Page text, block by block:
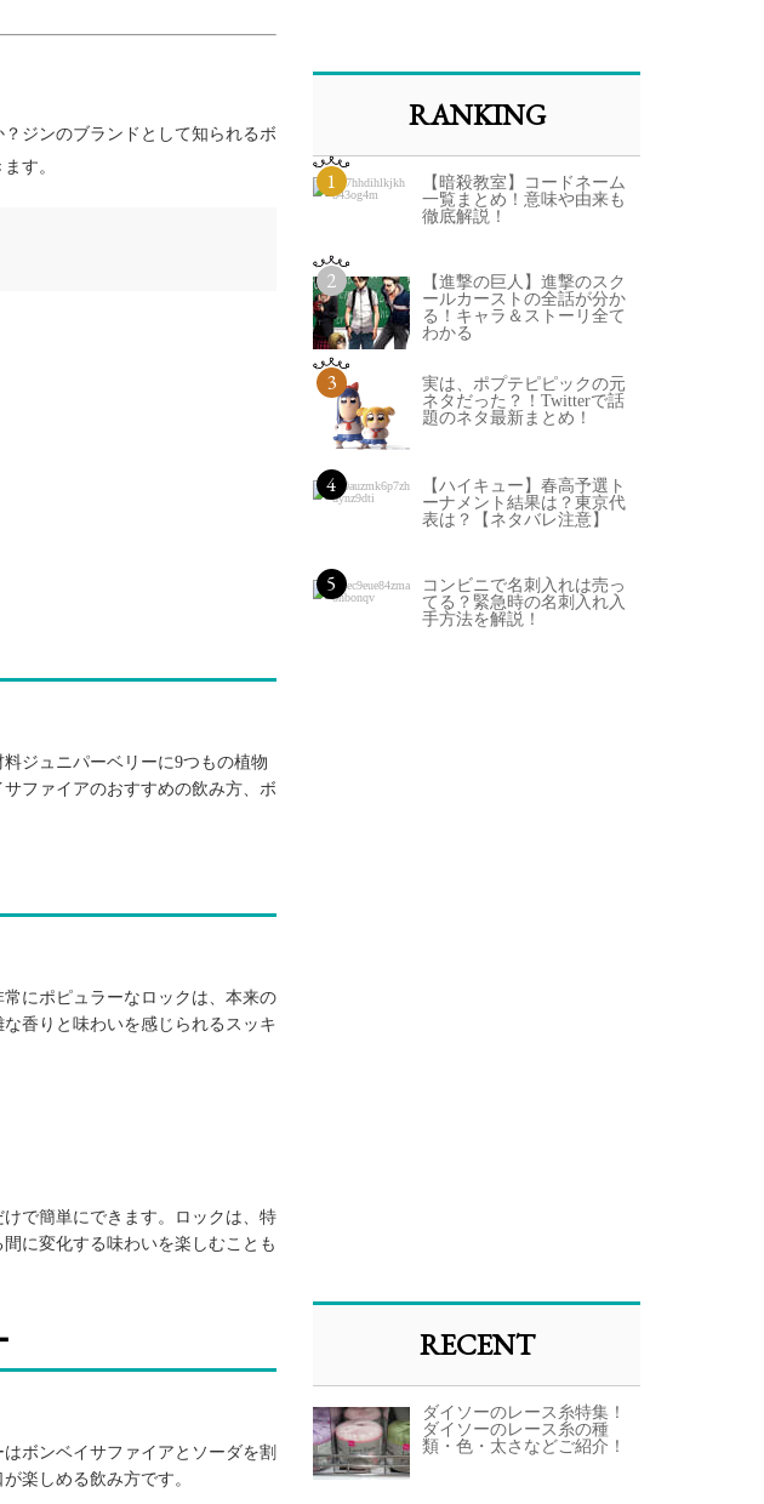
ジンのブランドとして知られるボ
す。
ジュニパーベリーに9つもの植物
ファイアのおすすめの飲み方、ボ
にポピュラーなロックは、本来の
香りと味わいを感じられるスッキ
で簡単にできます。ロックは、特
に変化する味わいを楽しむことも
ボンベイサファイアとソーダを割
楽しめる飲み方です。
RANKING
1
【暗殺教室】コードネーム
一覧まとめ！意味や由来も
徹底解説！
2
【進撃の巨人】進撃のスク
ールカーストの全話が分か
る！キャラ＆ストーリ全て
わかる
3
実は、ポプテピピックの元
ネタだった？！Twitterで話
題のネタ最新まとめ！
4
【ハイキュー】春高予選ト
ーナメント結果は？東京代
表は？【ネタバレ注意】
5
コンビニで名刺入れは売っ
てる？緊急時の名刺入れ入
手方法を解説！
RECENT
ダイソーのレース糸特集！
ダイソーのレース糸の種
類・色・太さなどご紹介！